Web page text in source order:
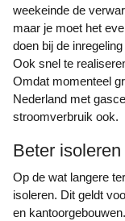
weekeinde de
maar je moet het
doen bij de
Ook snel te
Omdat momenteel
Nederland met
stroomverbruik ook.
Beter isoleren
Op de wat langere termijn is er grote winst te halen bij beter
isoleren. Dit geldt
en